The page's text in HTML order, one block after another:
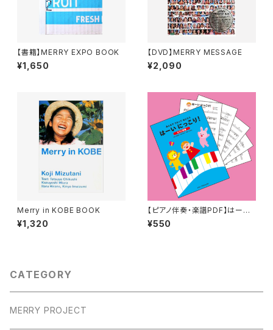
【書籍】MERRY EXPO BOOK
¥1,650
【DVD】MERRY MESSAGE
¥2,090
Merry in KOBE BOOK
¥1,320
【ピアノ伴奏・楽譜PDF】はーい
にっこり！
¥550
CATEGORY
MERRY PROJECT